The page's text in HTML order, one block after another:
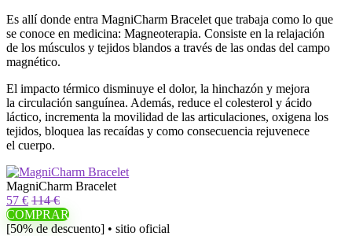
Es allí donde entra MagniCharm Bracelet que trabaja como lo que
se conoce en medicina: Magneoterapia. Consiste en la relajación
de los músculos y tejidos blandos a través de las ondas del campo
magnético.
El impacto térmico disminuye el dolor, la hinchazón y mejora
la circulación sanguínea. Además, reduce el colesterol y ácido
láctico, incrementa la movilidad de las articulaciones, oxigena los
tejidos, bloquea las recaídas y como consecuencia rejuvenece
el cuerpo.
MagniCharm Bracelet
57 € 114 €
COMPRAR
[50% de descuento] • sitio oficial